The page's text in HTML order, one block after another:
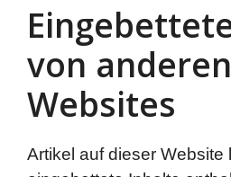
von anderen
Websites
Artikel auf dieser Website